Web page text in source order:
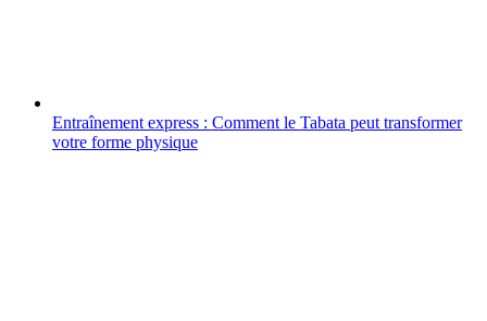
Entraînement express : Comment le Tabata peut transformer
votre forme physique